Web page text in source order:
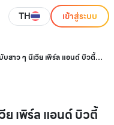
TH เข้าสู่ระบบ
บสาว ๆ นีเวีย เพิร์ล แอนด์ บิวตี้
ย เพิร์ล แอนด์ บิวตี้